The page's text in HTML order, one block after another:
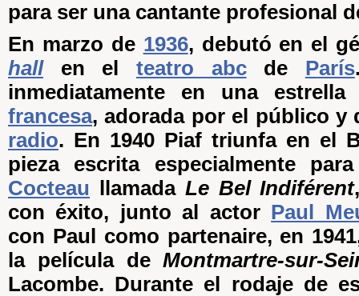
para ser una cantante profesional
En marzo de 1936, debutó en el
hallen el teatro abcde París
inmediatamente en una
francesa, adorada por el público y
radio. En 1940 Piaf triunfa en el
pieza escrita especialmente
Cocteau llamada Le Bel Indiférent
con éxito, junto al actor Paul
con Paul como partenaire, en
la película deMontmartre-sur-
Lacombe. Durante el rodaje de